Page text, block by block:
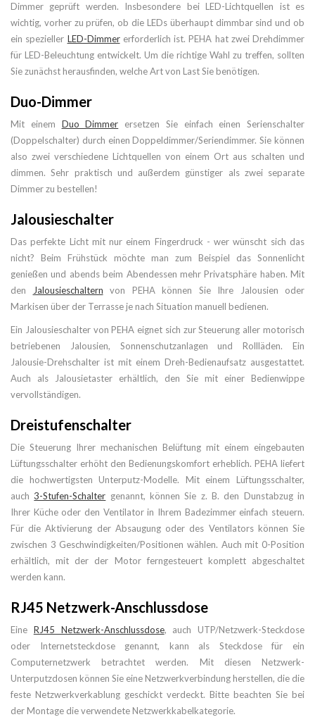
Dimmer geprüft werden. Insbesondere bei LED-Lichtquellen ist es
wichtig, vorher zu prüfen, ob die LEDs überhaupt dimmbar sind und ob
ein spezieller LED-Dimmererforderlich ist. PEHA hat zwei Drehdimmer
für LED-Beleuchtung entwickelt. Um die richtige Wahl zu treffen, sollten
Sie zunächst herausfinden, welche Art von Last Sie benötigen.
Duo-Dimmer
Mit einem Duo Dimmer ersetzen Sie einfach einen Serienschalter
(Doppelschalter) durch einen Doppeldimmer/Seriendimmer. Sie können
also zwei verschiedene Lichtquellen von einem Ort aus schalten und
dimmen. Sehr praktisch und außerdem günstiger als zwei separate
Dimmer zu bestellen!
Jalousieschalter
Das perfekte Licht mit nur einem Fingerdruck - wer wünscht sich das
nicht? Beim Frühstück möchte man zum Beispiel das Sonnenlicht
genießen und abends beim Abendessen mehr Privatsphäre haben. Mit
den
Jalousieschaltern von PEHA können Sie Ihre Jalousien oder
Markisen über der Terrasse je nach Situation manuell bedienen.
Ein Jalousieschalter von PEHA eignet sich zur Steuerung aller motorisch
betriebenen Jalousien, Sonnenschutzanlagen und Rollläden. Ein
Jalousie-Drehschalter ist mit einem Dreh-Bedienaufsatz ausgestattet.
Auch als Jalousietaster erhältlich, den Sie mit einer Bedienwippe
vervollständigen.
Dreistufenschalter
Die Steuerung Ihrer mechanischen Belüftung mit einem eingebauten
Lüftungsschalter erhöht den Bedienungskomfort erheblich. PEHA liefert
die hochwertigsten Unterputz-Modelle. Mit einem Lüftungsschalter,
auch3-Stufen-Schalter genannt, können Sie z. B. den Dunstabzug in
Ihrer Küche oder den Ventilator in Ihrem Badezimmer einfach steuern.
Für die Aktivierung der Absaugung oder des Ventilators können Sie
zwischen 3 Geschwindigkeiten/Positionen wählen. Auch mit 0-Position
erhältlich, mit der der Motor ferngesteuert komplett abgeschaltet
werden kann.
RJ45 Netzwerk-Anschlussdose
Eine RJ45 Netzwerk-Anschlussdose, auch UTP/Netzwerk-Steckdose
oder Internetsteckdose genannt, kann als Steckdose für ein
Computernetzwerk betrachtet werden. Mit diesen Netzwerk-
Unterputzdosen können Sie eine Netzwerkverbindung herstellen, die die
feste Netzwerkverkablung geschickt verdeckt. Bitte beachten Sie bei
der Montage die verwendete Netzwerkkabelkategorie.